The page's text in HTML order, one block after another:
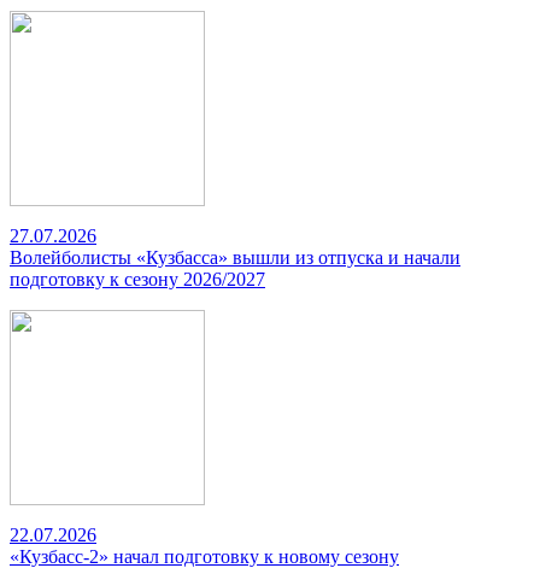
27.07.2026
Волейболисты «Кузбасса» вышли из отпуска и начали
подготовку к сезону 2026/2027
22.07.2026
«Кузбасс-2» начал подготовку к новому сезону